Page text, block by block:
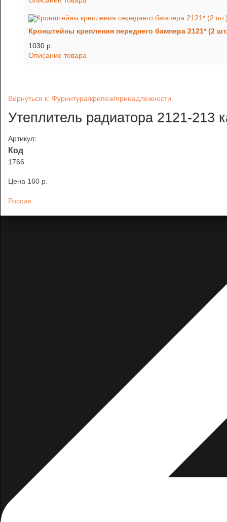
Кронштейны крепления переднего бампера 2121* (2
1030 p.
Описание товара
Вернуться к: Фурнитура/крепеж/принадлежности
Утеплитель радиатора 2121-213
Артикул:
Код
1766
Цена 160 p.
Россия